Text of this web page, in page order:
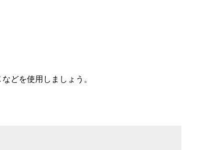
どを使用しましょう。